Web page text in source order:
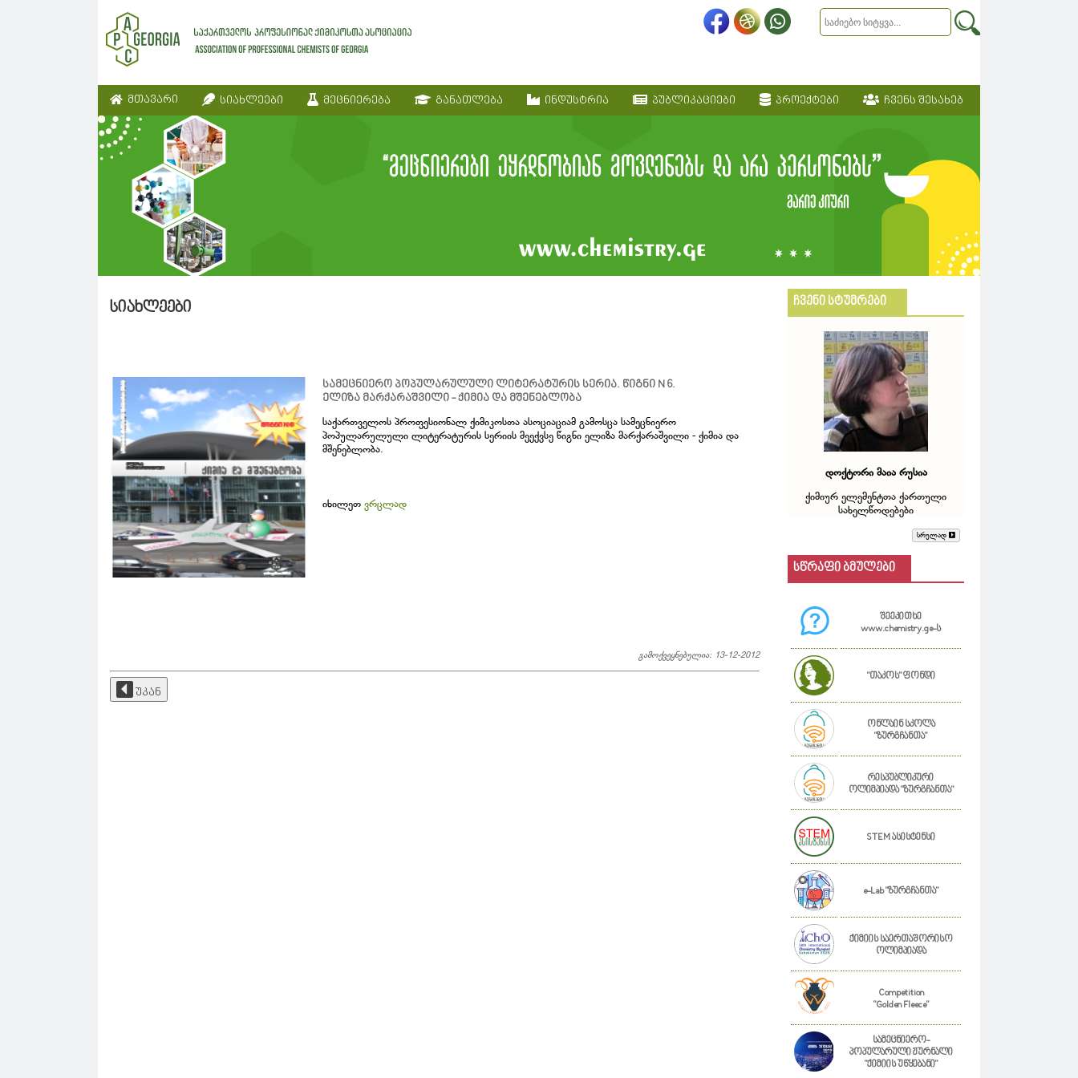
მთავარი სიახლეები მეცნიერება განათლება ინდუსტრია პუბლიკაციები პროექტები ჩვენს შესახებ
სიახლეები
სამეცნიერო პოპულარულული ლიტერატურის სერია. წიგნი N 6.
ელიზა მარქარაშვილი - ქიმია და მშენებლობა
საქართველოს პროფესიონალ ქიმიკოსთა ასოციაციამ გამოსცა სამეცნიერო
პოპულარულული ლიტერატურის სერიის მეექვსე წიგნი ელიზა მარქარაშვილი - ქიმია და
მშენებლობა.
იხილეთ ვრცლად
გამოქვეყნებულია: 13-12-2012
უკან
ჩვენი სტუმრები
დოქტორი მაია რუსია
ქიმიურ ელემენტთა ქართული
სახელწოდებები
სრულად
სწრაფი ბმულები
შეეკითხე
www.chemistry.ge-ს
"თაკოს" ფონდი
ონლაინ სკოლა
"ზურგჩანთა"
რესპუბლიკური
ოლიმპიადა "ზურგჩანთა"
STEM ასისტენსი
e-Lab "ზურგჩანთა"
ქიმიის საერთაშორისო
ოლიმპიადა
Competition
"Golden Fleece"
სამეცნიერო-
პოპულარული ჟურნალი
"ქიმიის უწყებანი"